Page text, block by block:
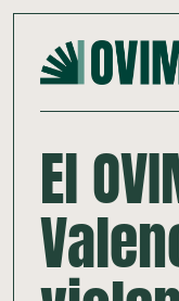
El